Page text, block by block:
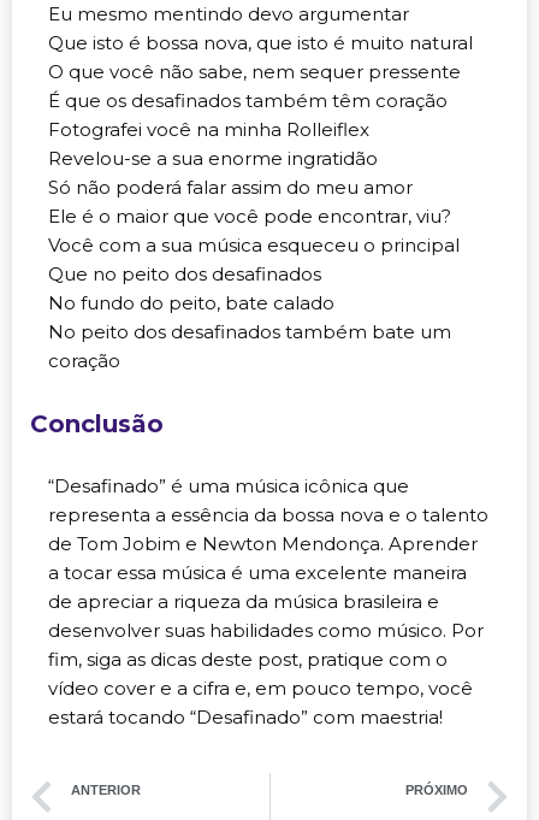
Eu mesmo mentindo devo argumentar
Que isto é bossa nova, que isto é muito natural
O que você não sabe, nem sequer pressente
É que os desafinados também têm coração
Fotografei você na minha Rolleiflex
Revelou-se a sua enorme ingratidão
Só não poderá falar assim do meu amor
Ele é o maior que você pode encontrar, viu?
Você com a sua música esqueceu o principal
Que no peito dos desafinados
No fundo do peito, bate calado
No peito dos desafinados também bate um
coração
Conclusão
“Desafinado” é uma música icônica que
representa a essência da bossa nova e o talento
de Tom Jobim e Newton Mendonça. Aprender
a tocar essa música é uma excelente maneira
de apreciar a riqueza da música brasileira e
desenvolver suas habilidades como músico. Por
fim, siga as dicas deste post, pratique com o
vídeo cover e a cifra e, em pouco tempo, você
estará tocando “Desafinado” com maestria!
ANTERIOR PRÓXIMO